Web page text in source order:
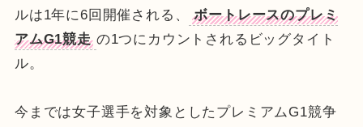
ルは1年に6回開催される、
ボートレースのプレミ
アムG1競走 の1つにカウントされるビッグタイト
ル。
今までは女子選手を対象としたプレミアムG1競争